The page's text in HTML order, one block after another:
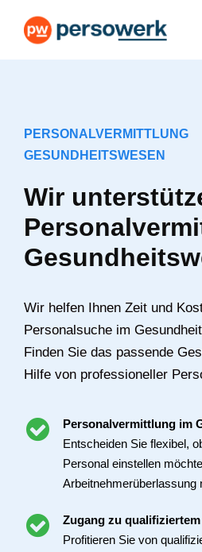
PERSONALVERMITTLUNG
GESUNDHEITSWESEN
Wir
Wir helfen Ihnen Zeit und
Personalsuche im
Finden Sie das passende
Hilfe von professioneller
Personalvermittlung im
Entscheiden Sie flexibel,
Personal einstellen
Arbeitnehmerüberlassung
Zugang zu
Profitieren Sie von